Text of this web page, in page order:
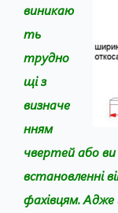
виникаю
ть
трудно
щі з
визначе
нням
чвертей або ви
встановленні
фахівцям. Адже